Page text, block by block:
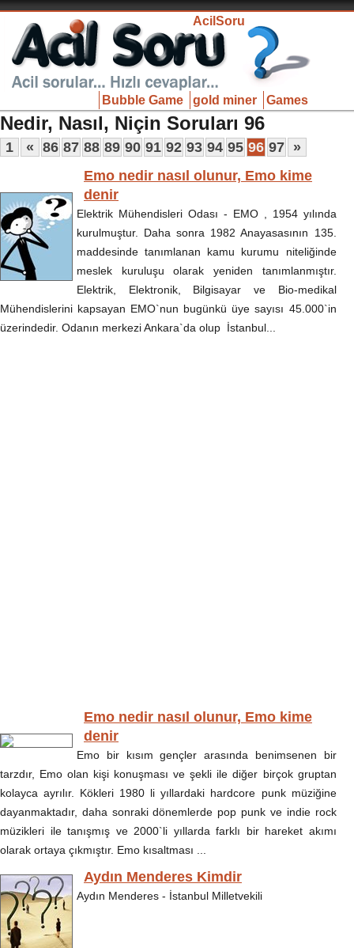
Games
gold miner
Bubble Game
AcilSoru
Nedir, Nasıl, Niçin Soruları 96
1 « 86 87 88 89 90 91 92 93 94 95 96 97 »
Emo nedir nasıl olunur, Emo kime
denir
Elektrik Mühendisleri Odası - EMO , 1954 yılında
kurulmuştur. Daha sonra 1982 Anayasasının 135.
maddesinde tanımlanan kamu kurumu niteliğinde
meslek kuruluşu olarak yeniden tanımlanmıştır.
Elektrik, Elektronik, Bilgisayar ve Bio-medikal
Mühendislerini kapsayan EMO`nun bugünkü üye sayısı 45.000`in
üzerindedir. Odanın merkezi Ankara`da olup İstanbul...
Emo nedir nasıl olunur, Emo kime
denir
Emo bir kısım gençler arasında benimsenen bir
tarzdır, Emo olan kişi konuşması ve şekli ile diğer birçok gruptan
kolayca ayrılır. Kökleri 1980 li yıllardaki hardcore punk müziğine
dayanmaktadır, daha sonraki dönemlerde pop punk ve indie rock
müzikleri ile tanışmış ve 2000`li yıllarda farklı bir hareket akımı
olarak ortaya çıkmıştır. Emo kısaltması ...
Aydın Menderes Kimdir
Aydın Menderes - İstanbul Milletvekili